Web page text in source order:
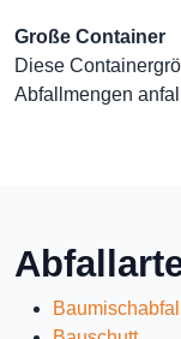
Große Container
Diese
Abfallmengen
Baumischabfall